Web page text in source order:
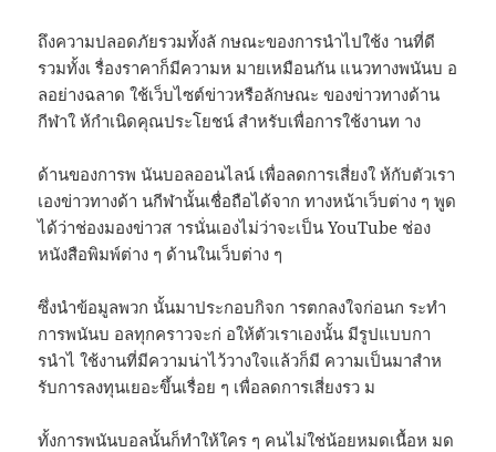
ถึงความปลอดภัยรวมทั้งลั กษณะของการนำไปใช้ง านที่ดี
รวมทั้งเ รื่องราคาก็มีความห มายเหมือนกัน แนวทางพนันบ อ
ลอย่างฉลาด ใช้เว็บไซต์ข่าวหรือลักษณะ ของข่าวทางด้าน
กีฬาใ ห้กำเนิดคุณประโยชน์ สำหรับเพื่อการใช้งานท าง
ด้านของการพ นันบอลออนไลน์ เพื่อลดการเสี่ยงใ ห้กับตัวเรา
เองข่าวทางด้า นกีฬานั้นเชื่อถือได้จาก ทางหน้าเว็บต่าง ๆ พูด
ได้ว่าช่องมองข่าวส ารนั่นเองไม่ว่าจะเป็น YouTube ช่อง
หนังสือพิมพ์ต่าง ๆ ด้านในเว็บต่าง ๆ
ซึ่งนำข้อมูลพวก นั้นมาประกอบกิจก ารตกลงใจก่อนก ระทำ
การพนันบ อลทุกคราวจะก่ อให้ตัวเราเองนั้น มีรูปแบบกา
รนำไ ใช้งานที่มีความน่าไว้วางใจแล้วก็มี ความเป็นมาสำห
รับการลงทุนเยอะขึ้นเรื่อย ๆ เพื่อลดการเสี่ยงรว ม
ทั้งการพนันบอลนั้นก็ทำให้ใคร ๆ คนไม่ใช่น้อยหมดเนื้อห มด